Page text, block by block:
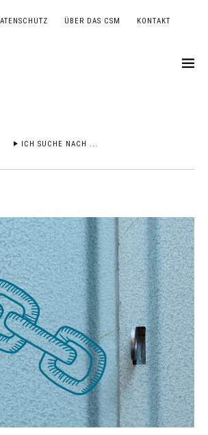
ÜBER DAS CSM KONTAKT
ICH SUCHE NACH ...